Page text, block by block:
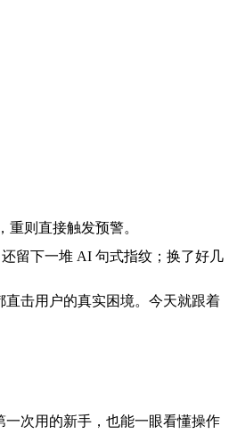
则直接触发预警。
留下一堆 AI 句式指纹；换了好几
直击用户的真实困境。今天就跟着
一次用的新手，也能一眼看懂操作